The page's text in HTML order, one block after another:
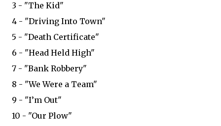
3 - "The Kid"
4 - "Driving Into Town"
5 - "Death Certificate"
6 - "Head Held High"
7 - "Bank Robbery"
8 - "We Were a Team"
9 - "I’m Out"
10 - "Our Plow"